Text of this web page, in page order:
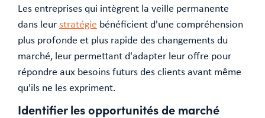
Les entreprises qui intègrent la veille permanente
dans leurstratégie bénéficient d'une compréhension
plus profonde et plus rapide des changements du
marché, leur permettant d'adapter leur offre pour
répondre aux besoins futurs des clients avant même
qu'ils ne les expriment.
Identifier les opportunités de marché